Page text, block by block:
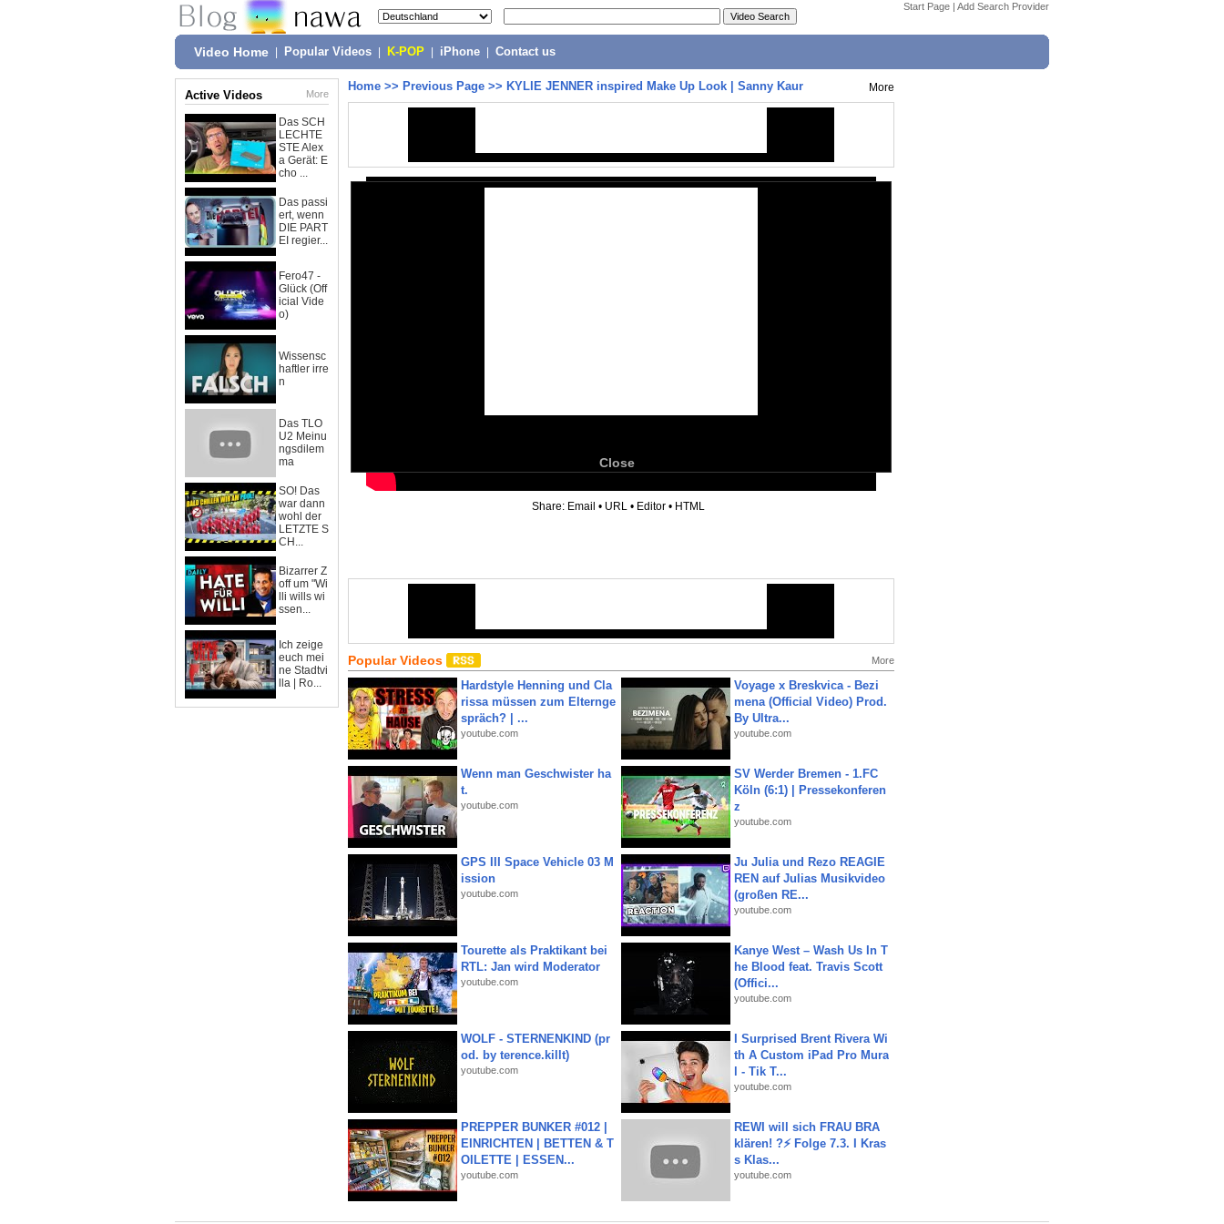
Start Page | Add Search Provider
Video Home Popular Videos K-POP iPhone Contact us
Active Videos More
Das SCH
LECHTE
STE Alex
a Gerät: E
cho ...
Das passi
ert, wenn
DIE PART
EI regier...
Fero47 -
Glück (Off
icial Vide
o)
Wissensc
haftler irre
n
Das TLO
U2 Meinu
ngsdilem
ma
SO! Das
war dann
wohl der
LETZTE S
CH...
Bizarrer Z
off um "Wi
lli wills wi
ssen...
Ich zeige
euch mei
ne Stadtvi
lla | Ro...
Home >> Previous Page >> KYLIE JENNER inspired Make Up Look | Sanny Kaur More
Close
Share: Email • URL • Editor • HTML
Popular Videos More
Hardstyle Henning und Cla
rissa müssen zum Elternge
spräch? | ...
youtube.com
Voyage x Breskvica - Bezi
mena (Official Video) Prod.
By Ultra...
youtube.com
Wenn man Geschwister ha
t.
youtube.com
SV Werder Bremen - 1.FC
Köln (6:1) | Pressekonferen
z
youtube.com
GPS III Space Vehicle 03 M
ission
youtube.com
Ju Julia und Rezo REAGIE
REN auf Julias Musikvideo
(großen RE...
youtube.com
Tourette als Praktikant bei
RTL: Jan wird Moderator
youtube.com
Kanye West – Wash Us In T
he Blood feat. Travis Scott
(Offici...
youtube.com
WOLF - STERNENKIND (pr
od. by terence.killt)
youtube.com
I Surprised Brent Rivera Wi
th A Custom iPad Pro Mura
l - Tik T...
youtube.com
PREPPER BUNKER #012 |
EINRICHTEN | BETTEN & T
OILETTE | ESSEN...
youtube.com
REWI will sich FRAU BRA
klären! ?⚡️ Folge 7.3. I Kras
s Klas...
youtube.com